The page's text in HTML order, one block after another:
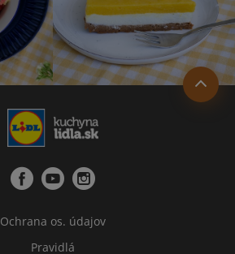
Ochrana os. údajov
Pravidlá